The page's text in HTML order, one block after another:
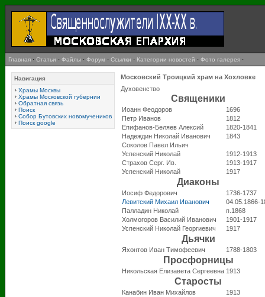
Главная · Статьи · Файлы · Форум · Ссылки · Категории новостей · Фото галерея ·
Навигация
Храмы Москвы
Храмы Московской губернии
Обратная связь
Поиск
Собор Бутовских новомучеников
Поиск google
Московский Троицкий храм на Хохловке
Духовенство
Священики
Иоанн Феодоров
1696
Петр Иванов
1812
Епифанов-Беляев Алексий
1820-1841
Надеждин Николай Иванович
1843
Соколов Павел Ильич
Успенский Николай
1912-1913
Страхов Серг. Ив.
1913-1917
Успенский Николай
1917
Диаконы
Иосиф Федорович
1736-1737
Левитский Михаил Иванович
04.05.1866-
Палладин Николай
п.1868
Холмогоров Василий Иванович
1901-1917
Успенский Николай Георгиевич
1917
Дьячки
Яхонтов Иван Тимофеевич 1788-1803
Просфорницы
Никольская Елизавета Сергеевна 1913
Старосты
Канабин Иван Михайлов 1913